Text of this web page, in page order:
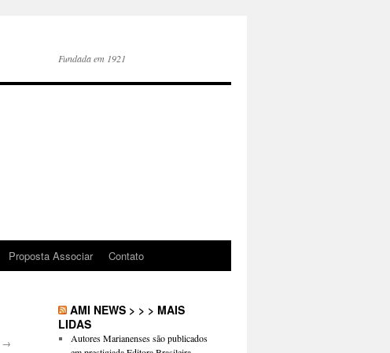
Fundada em 1921
Proposta Associar Contato
→
AMI NEWS > > > MAIS
LIDAS
Autores Marianenses são publicados